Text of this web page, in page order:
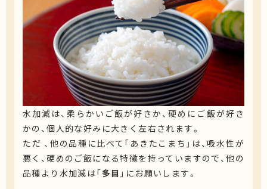
水加減は、柔らかいご飯が好きか、硬めにご飯が好き
かの、個人的な好みに大きく左右されます。
ただ 、他の品種に比べて「あきたこまち」は、吸水性が
悪く、硬めのご飯になる特徴を持っていますので、他の
品種より水加減は「多目 」にお願いします。